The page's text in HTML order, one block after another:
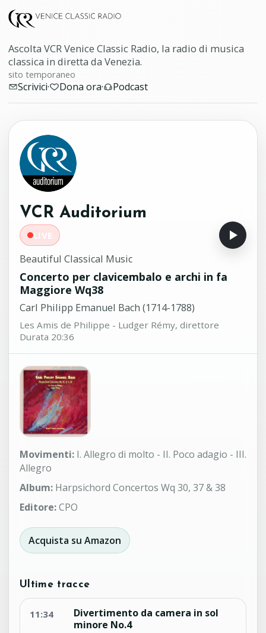
Ascolta VCR Venice Classic Radio, la radio di musica
classica in diretta da Venezia.
sito temporaneo
Scrivici· Dona ora· Podcast
VCR Auditorium
LIVE
Beautiful Classical Music
Concerto per clavicembalo e archi in fa
Maggiore Wq38
Carl Philipp Emanuel Bach (1714-1788)
Les Amis de Philippe - Ludger Rémy, direttore
Durata 20:36
Movimenti: I. Allegro di molto - II. Poco adagio - III.
Allegro
Album: Harpsichord Concertos Wq 30, 37 & 38
Editore:CPO
Acquista su Amazon
Ultime tracce
11:34
Divertimento da camera in sol
minore No.4